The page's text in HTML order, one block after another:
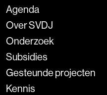
Agenda
Over SVDJ
Onderzoek
Subsidies
Gesteunde projecten
Kennis